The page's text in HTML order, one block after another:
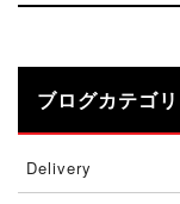
ブログカテゴリ
Delivery